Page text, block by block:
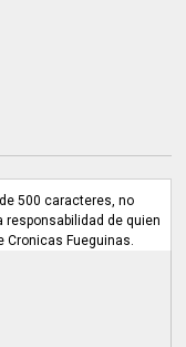
500 caracteres, no
de quien
Cronicas Fueguinas.